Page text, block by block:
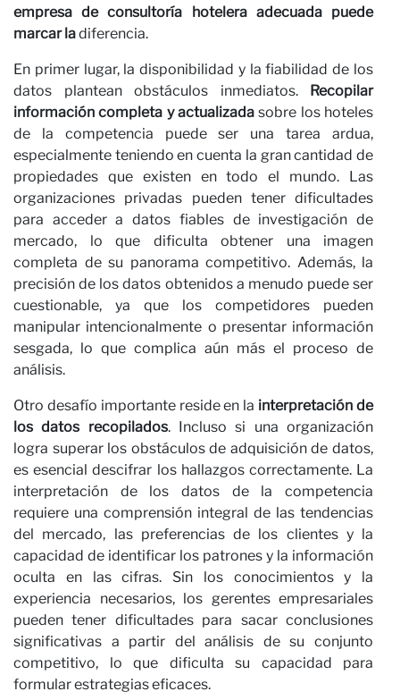
empresa de consultoría hotelera adecuada puede
marcar ladiferencia.
En primer lugar, la disponibilidad y la fiabilidad de los
datos plantean obstáculos inmediatos. Recopilar
información completa y actualizada sobre los hoteles
de la competencia puede ser una tarea ardua,
especialmente teniendo en cuenta la gran cantidad de
propiedades que existen en todo el mundo. Las
organizaciones privadas pueden tener dificultades
para acceder a datos fiables de investigación de
mercado, lo que dificulta obtener una imagen
completa de su panorama competitivo. Además, la
precisión de los datos obtenidos a menudo puede ser
cuestionable, ya que los competidores pueden
manipular intencionalmente o presentar información
sesgada, lo que complica aún más el proceso de
análisis.
Otro desafío importante reside en la interpretación de
los datos recopilados. Incluso si una organización
logra superar los obstáculos de adquisición de datos,
es esencial descifrar los hallazgos correctamente. La
interpretación de los datos de la competencia
requiere una comprensión integral de las tendencias
del mercado, las preferencias de los clientes y la
capacidad de identificar los patrones y la información
oculta en las cifras. Sin los conocimientos y la
experiencia necesarios, los gerentes empresariales
pueden tener dificultades para sacar conclusiones
significativas a partir del análisis de su conjunto
competitivo, lo que dificulta su capacidad para
formular estrategias eficaces.